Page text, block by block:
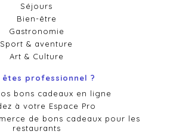
Séjours
Bien-être
Gastronomie
Sport & aventure
Art & Culture
êtes professionnel ?
bons cadeaux en ligne
à votre Espace Pro
de bons cadeaux pour les
restaurants